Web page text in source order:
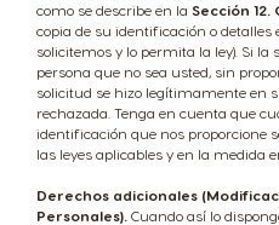
como se describe en la Sección 12.
copia de su identificación o detalles
solicitemos y lo permita la ley). Si la
persona que no sea usted, sin
solicitud se hizo legítimamente en
rechazada. Tenga en cuenta que
identificación que nos proporcione
las leyes aplicables y en la medida
Derechos adicionales
Personales). Cuando así lo
Rusia
Russian
Malay